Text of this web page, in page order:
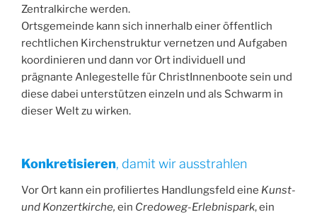
Zentralkirche werden.
Ortsgemeinde kann sich innerhalb einer öffentlich
rechtlichen Kirchenstruktur vernetzen und Aufgaben
koordinieren und dann vor Ort individuell und
prägnante Anlegestelle für ChristInnenboote sein und
diese dabei unterstützen einzeln und als Schwarm in
dieser Welt zu wirken.
Konkretisieren, damit wir ausstrahlen
Vor Ort kann ein profiliertes Handlungsfeld eine Kunst-
und Konzertkirche, ein Credoweg-Erlebnispark, ein